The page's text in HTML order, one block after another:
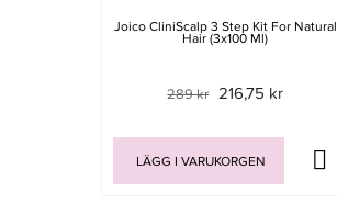
Joico CliniScalp 3 Step Kit For Natural
Hair (3x100 Ml)
289 kr 216,75 kr
LÄGG I VARUKORGEN